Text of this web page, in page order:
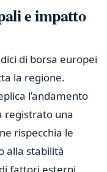
e impatto
di borsa europei
la regione.
l’andamento
registrato una
rispecchia le
alla stabilità